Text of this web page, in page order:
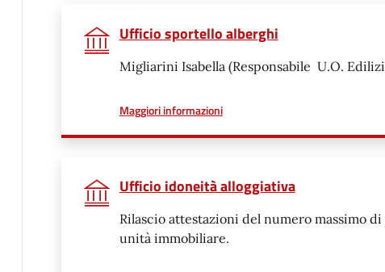
Ufficio sportello alberghi
Migliarini Isabella (Responsabile U.O.
Maggiori informazionia proposito di
Ufficio idoneità alloggiativa
Rilascio attestazioni del numero massimo
unità immobiliare.